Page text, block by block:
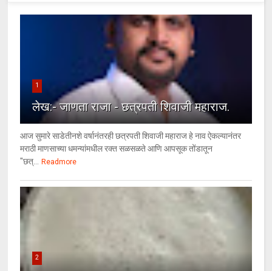
1
लेख:- जाणता राजा - छत्रपती शिवाजी महाराज.
आज सुमारे साडेतीनशे वर्षानंतरही छत्रपती शिवाजी महाराज हे नाव ऐकल्यानंतर
मराठी माणसाच्या धमन्यांमधील रक्त सळसळते आणि आपसूक तोंडातून
"छत्... Readmore
2